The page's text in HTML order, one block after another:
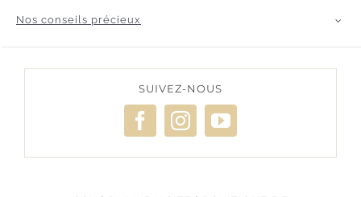
Nos conseils précieux
SUIVEZ-NOUS